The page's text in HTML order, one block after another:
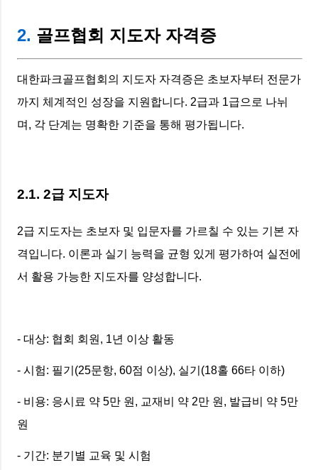
2. 골프협회 지도자 자격증
대한파크골프협회의 지도자 자격증은 초보자부터 전문가
까지 체계적인 성장을 지원합니다. 2급과 1급으로 나뉘
며, 각 단계는 명확한 기준을 통해 평가됩니다.
2.1. 2급 지도자
2급 지도자는 초보자 및 입문자를 가르칠 수 있는 기본 자
격입니다. 이론과 실기 능력을 균형 있게 평가하여 실전에
서 활용 가능한 지도자를 양성합니다.
- 대상: 협회 회원, 1년 이상 활동
- 시험: 필기(25문항, 60점 이상), 실기(18홀 66타 이하)
- 비용: 응시료 약 5만 원, 교재비 약 2만 원, 발급비 약 5만
원
- 기간: 분기별 교육 및 시험